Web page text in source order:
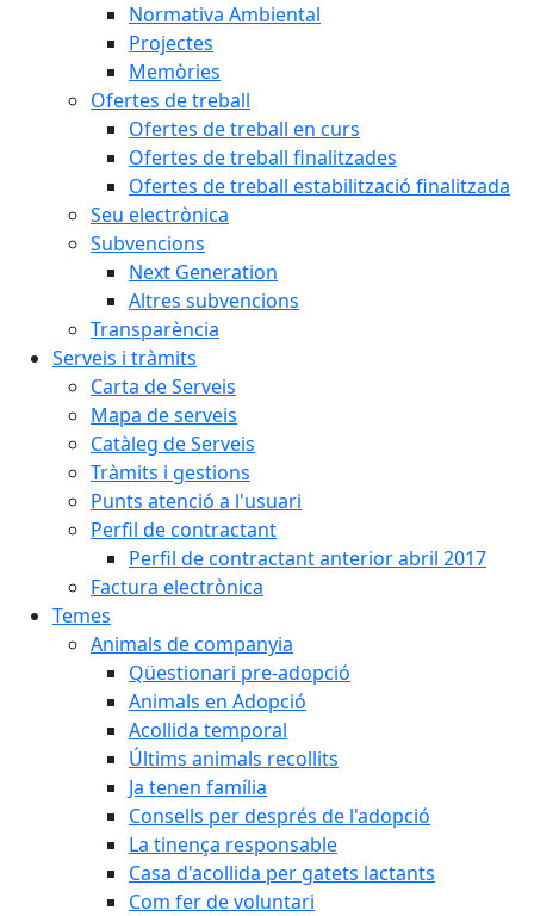
Normativa Ambiental
Projectes
Memòries
Ofertes de treball
Ofertes de treball en curs
Ofertes de treball finalitzades
Ofertes de treball estabilització finalitzada
Seu electrònica
Subvencions
Next Generation
Altres subvencions
Transparència
Serveis i tràmits
Carta de Serveis
Mapa de serveis
Catàleg de Serveis
Tràmits i gestions
Punts atenció a l'usuari
Perfil de contractant
Perfil de contractant anterior abril 2017
Factura electrònica
Temes
Animals de companyia
Qüestionari pre-adopció
Animals en Adopció
Acollida temporal
Últims animals recollits
Ja tenen família
Consells per després de l'adopció
La tinença responsable
Casa d'acollida per gatets lactants
Com fer de voluntari